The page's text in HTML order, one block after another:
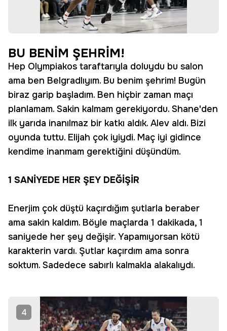
BU BENİM ŞEHRİM!
Hep Olympiakos taraftarıyla doluydu bu salon
ama ben Belgradlıyım. Bu benim şehrim! Bugün
biraz garip başladım. Ben hiçbir zaman maçı
planlamam. Sakin kalmam gerekiyordu. Shane'den
ilk yarıda inanılmaz bir katkı aldık. Alev aldı. Bizi
oyunda tuttu. Elijah çok iyiydi. Maç iyi gidince
kendime inanmam gerektiğini düşündüm.
1 SANİYEDE HER ŞEY DEĞİŞİR
Enerjim çok düştü kaçırdığım şutlarla beraber
ama sakin kaldım. Böyle maçlarda 1 dakikada, 1
saniyede her şey değişir. Yapamıyorsan kötü
karakterin vardı. Şutlar kaçırdım ama sonra
soktum. Sadedece sabırlı kalmakla alakalıydı.
4